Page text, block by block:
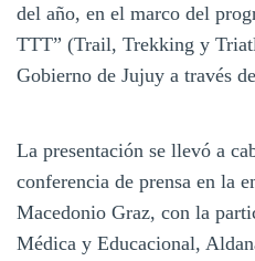
del año, en el marco del
TTT” (Trail, Trekking y
Gobierno de Jujuy a través
La presentación se llevó a
conferencia de prensa en la
Macedonio Graz, con la
Médica y Educacional,